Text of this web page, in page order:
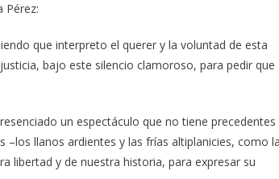
Pérez:
que interpreto el querer y la voluntad de esta
bajo este silencio clamoroso, para pedir que
un espectáculo que no tiene precedentes
llanos ardientes y las frías altiplanicies, como
libertad y de nuestra historia, para expresar su